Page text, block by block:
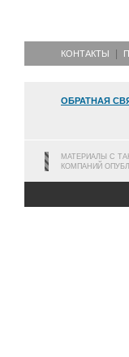
КОНТАКТЫ
ОБРАТНАЯ
МАТЕРИАЛЫ С
КОМПАНИЙ